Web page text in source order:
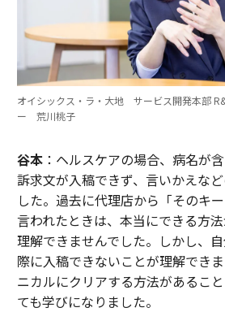
オイシックス・ラ・大地 サービス開発本部
ー 荒川桃子
谷本：ヘルスケアの場合、病名が
訴求文が入稿できず、言いかえな
した。過去に代理店から「そのキ
言われたときは、本当にできる方
理解できませんでした。しかし、
際に入稿できないことが理解でき
ニカルにクリアする方法があるこ
ても学びになりました。